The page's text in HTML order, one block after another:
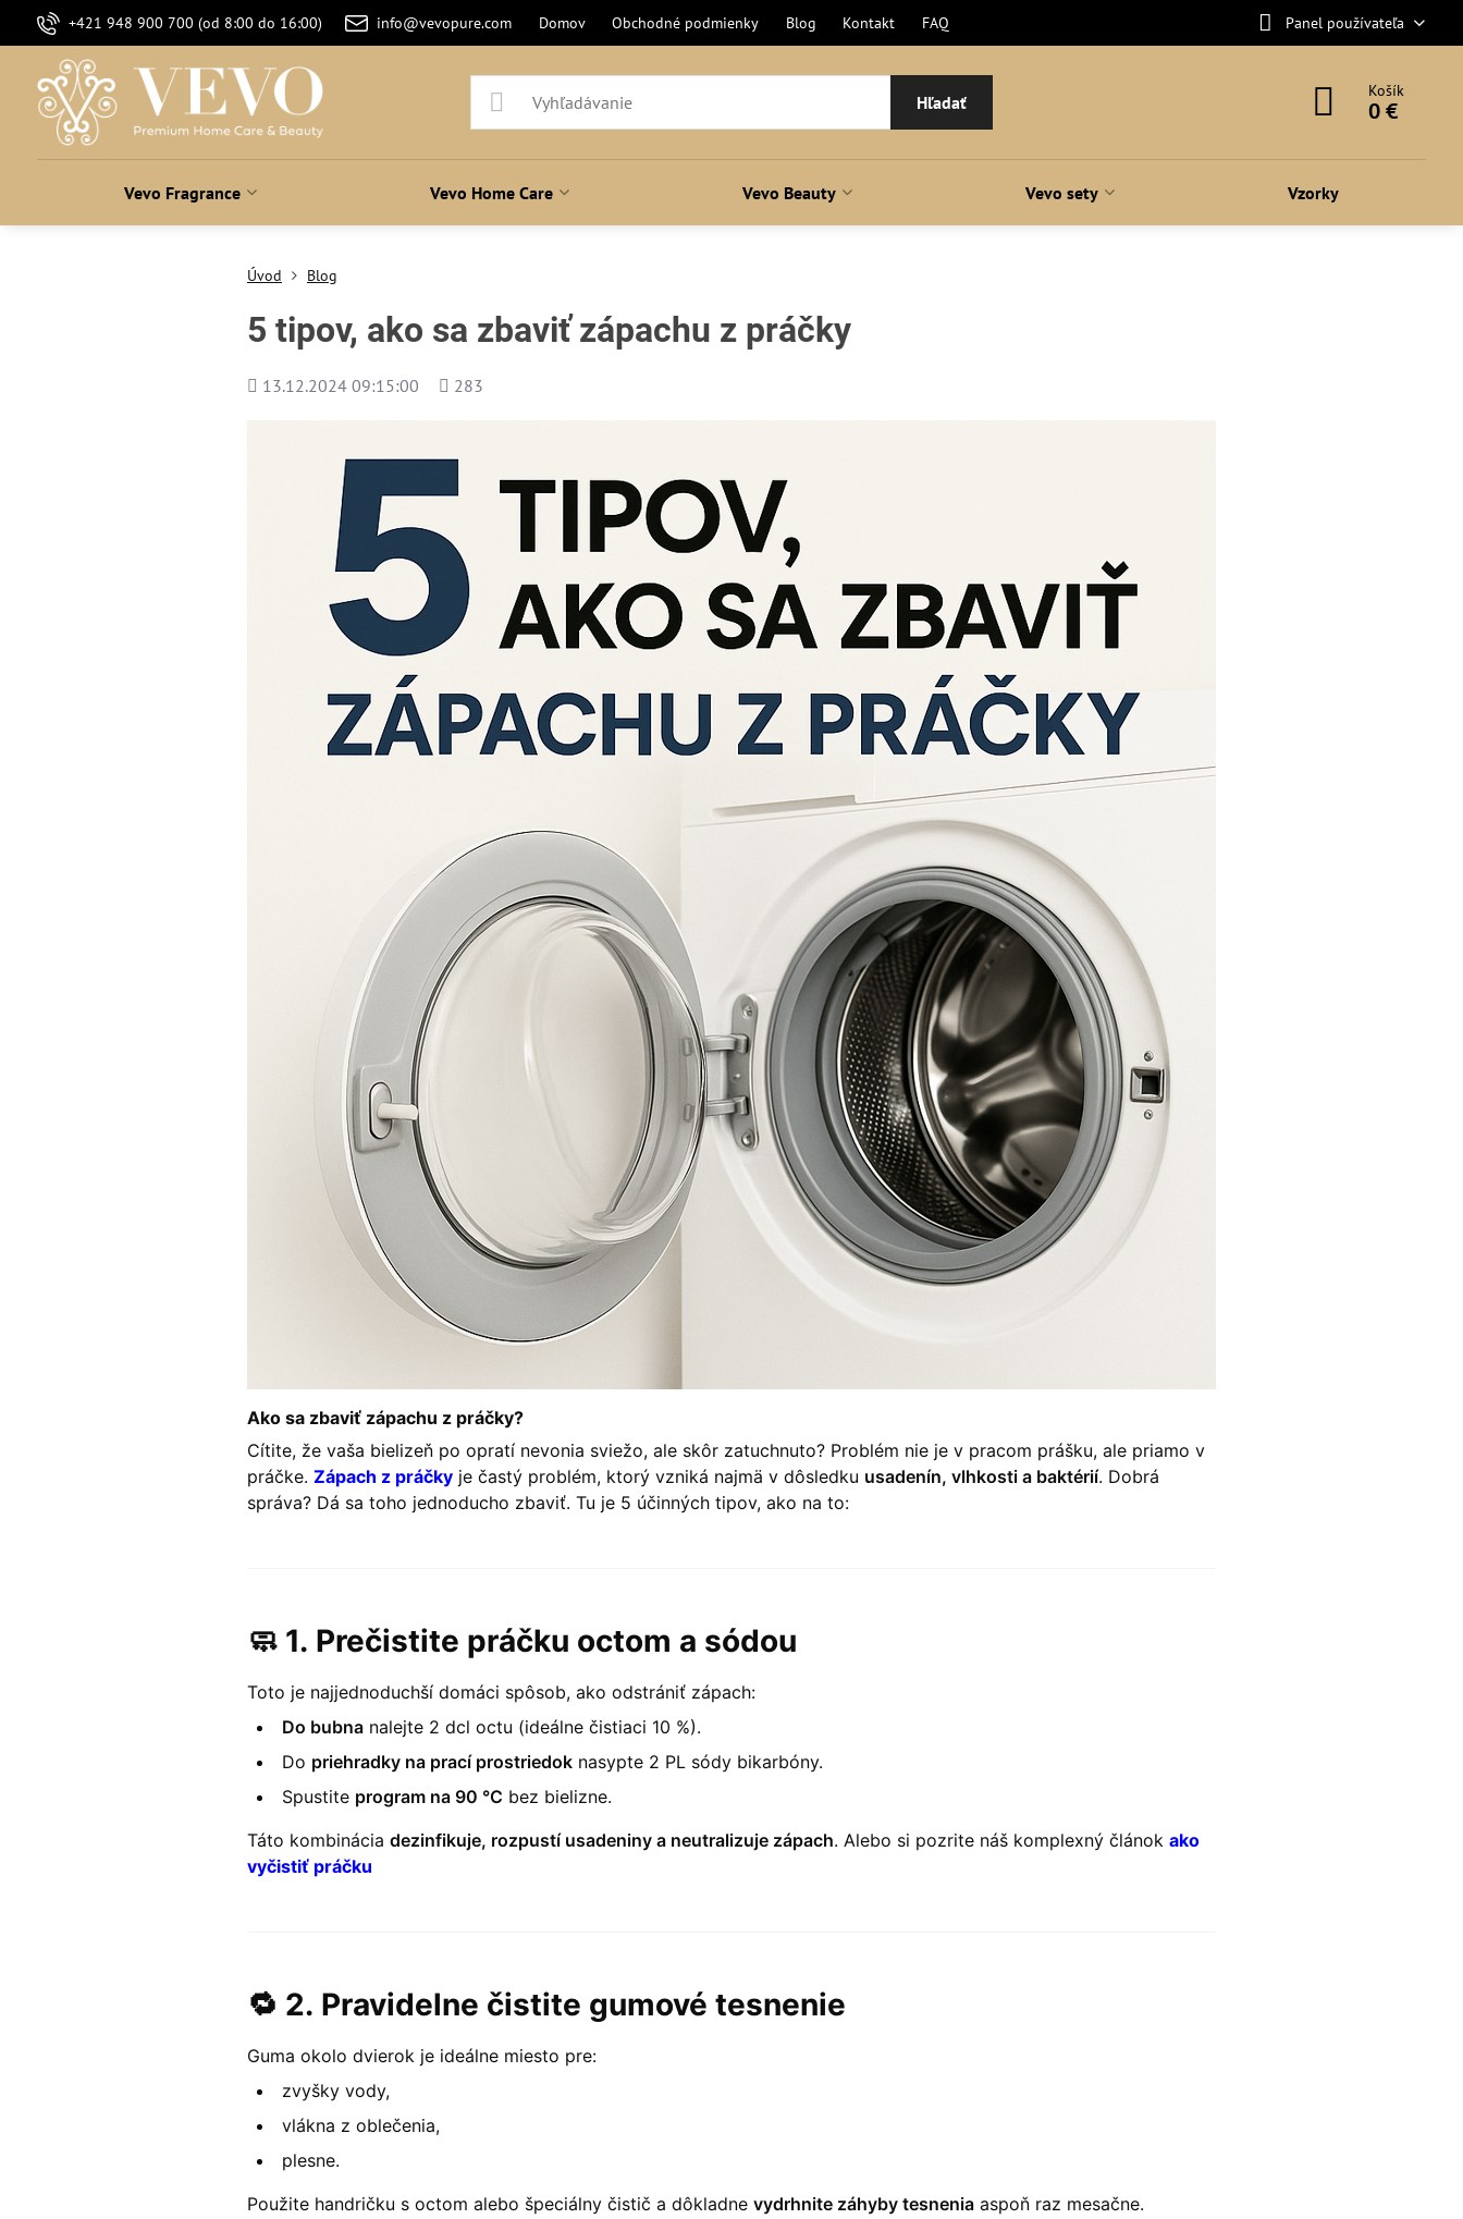
+421 948 900 700 (od 8:00 do 16:00) info@vevopure.com Domov Obchodné podmienky Blog Kontakt FAQ Panel používateľa
Hľadať
Košík
0 €
Vevo Fragrance Vevo Home Care Vevo Beauty Vevo sety Vzorky
Úvod Blog
5 tipov, ako sa zbaviť zápachu z práčky
Pridané
13.12.2024 09:15:00
Počet
283
Ako sa zbaviť zápachu z práčky?
Cítite, že vaša bielizeň po opratí nevonia sviežo, ale skôr zatuchnuto? Problém nie je v pracom prášku, ale priamo v
práčke. Zápach z práčkyje častý problém, ktorý vzniká najmä v dôsledku usadenín, vlhkosti a baktérií. Dobrá
správa? Dá sa toho jednoducho zbaviť. Tu je 5 účinných tipov, ako na to:
🧼 1. Prečistite práčku octom a sódou
Toto je najjednoduchší domáci spôsob, ako odstrániť zápach:
Do bubnanalejte 2 dcl octu (ideálne čistiaci 10 %).
Do priehradky na prací prostriedoknasypte 2 PL sódy bikarbóny.
Spustite program na 90 °C bez bielizne.
Táto kombinácia dezinfikuje, rozpustí usadeniny a neutralizuje zápach. Alebo si pozrite náš komplexný článok ako
vyčistiť práčku
🔁 2. Pravidelne čistite gumové tesnenie
Guma okolo dvierok je ideálne miesto pre:
zvyšky vody,
vlákna z oblečenia,
plesne.
Použite handričku s octom alebo špeciálny čistič a dôkladne vydrhnite záhyby tesneniaaspoň raz mesačne.